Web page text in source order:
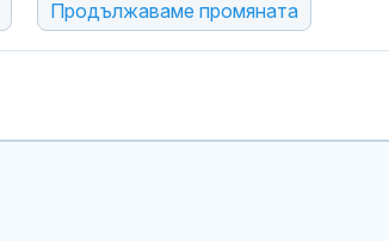
Продължаваме промяната